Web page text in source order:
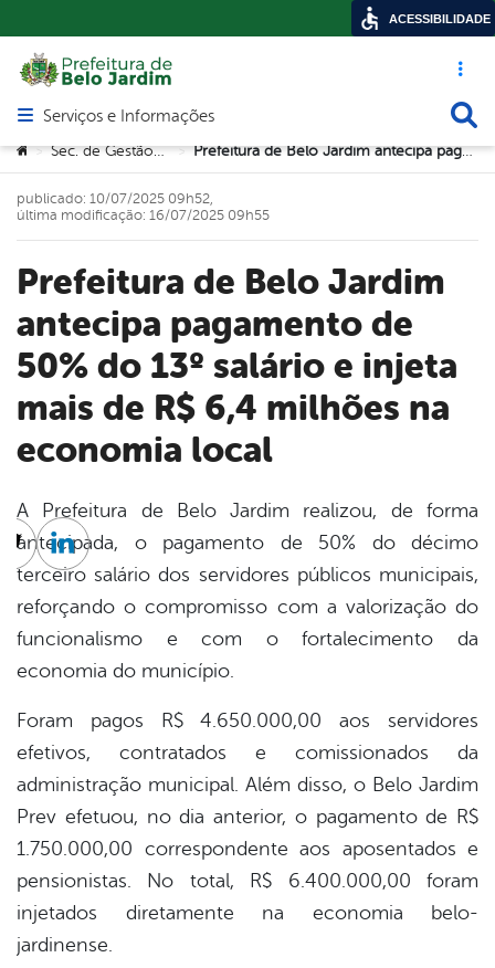
Acesso
Abrir menu principal de navegação
Serviços e Informações
Você está aqui:
> Sec. de Gestão Pública > Prefeitura de Belo Jardim antecipa pagamento de 50% do 13º salário e injeta mais de R$ 6,4 milhões na economia local
Prefeitura de Belo Jardim
antecipa pagamento de
50% do 13º salário e injeta
mais de R$ 6,4 milhões na
economia local
publicado: 10/07/2025 09h52,
última modificação: 16/07/2025 09h55
A Prefeitura de Belo Jardim realizou, de forma
antecipada, o pagamento de 50% do décimo
terceiro salário dos servidores públicos municipais,
reforçando o compromisso com a valorização do
funcionalismo e com o fortalecimento da
economia do município.
Foram pagos R$ 4.650.000,00 aos servidores
efetivos, contratados e comissionados da
administração municipal. Além disso, o Belo Jardim
Prev efetuou, no dia anterior, o pagamento de R$
1.750.000,00 correspondente aos aposentados e
pensionistas. No total, R$ 6.400.000,00 foram
injetados diretamente na economia belo-
jardinense.
Twitter
Linkedin
ACESSIBILIDADE